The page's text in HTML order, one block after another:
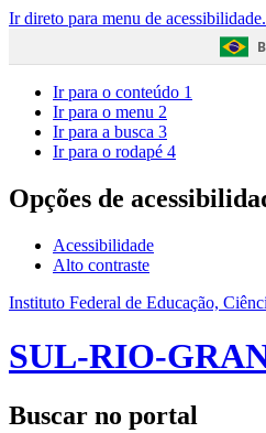
Ir direto para menu de acessibilidade.
Ir para o conteúdo 1
Ir para o menu 2
Ir para a busca 3
Ir para o rodapé 4
Opções de
Acessibilidade
Alto contraste
Instituto Federal de Educação,
SUL-RIO-
Buscar no portal